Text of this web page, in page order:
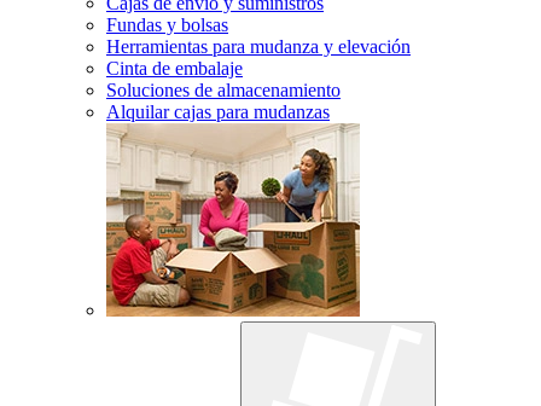
Fundas y bolsas
Herramientas para mudanza y elevación
Cinta de embalaje
Soluciones de almacenamiento
Alquilar cajas para mudanzas